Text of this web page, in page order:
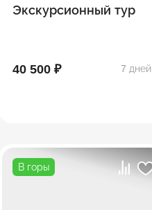
Экскурсионный тур
40 500 ₽ 7 дней
В горы